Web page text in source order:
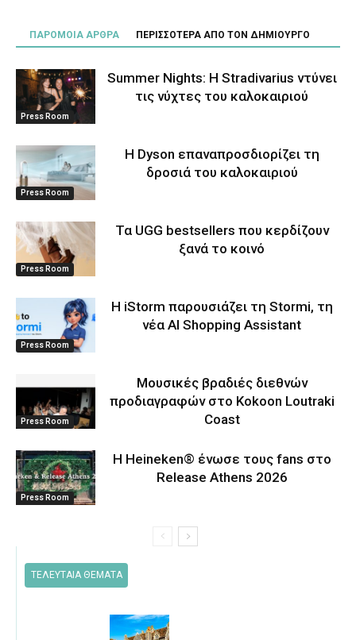
ΠΑΡΟΜΟΙΑ ΑΡΘΡΑ ΠΕΡΙΣΣΟΤΕΡΑ ΑΠΟ ΤΟΝ ΔΗΜΙΟΥΡΓΟ
Press Room
Summer Nights: Η Stradivarius ντύνει
τις νύχτες του καλοκαιριού
Press Room
Η Dyson επαναπροσδιορίζει τη
δροσιά του καλοκαιριού
Press Room
Τα UGG bestsellers που κερδίζουν
ξανά το κοινό
Press Room
Η iStorm παρουσιάζει τη Stormi, τη
νέα AI Shopping Assistant
Press Room
Μουσικές βραδιές διεθνών
προδιαγραφών στο Kokoon Loutraki
Coast
Press Room
Η Heineken® ένωσε τους fans στο
Release Athens 2026
ΤΕΛΕΥΤΑΙΑ ΘΕΜΑΤΑ